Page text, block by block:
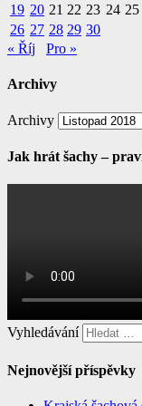
19 20 21 22 23 24 25
26 27 28 29 30
« Říj
Pro »
Archivy
Archivy
Jak hrát šachy –
Vyhledávání
Nejnovější příspěvky